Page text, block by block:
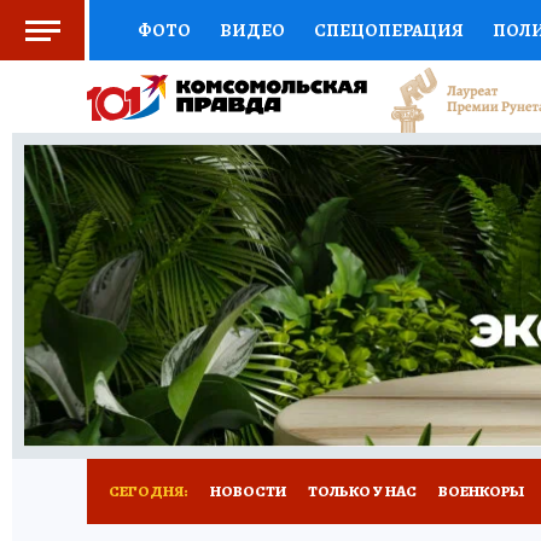
ФОТО ВИДЕО СПЕЦОПЕРАЦИЯ
СОЦПОДДЕРЖКА НАУКА СПОРТ
ВЫБОР ЭКСПЕРТОВ ДОКТОР
КНИЖНАЯ ПОЛКА ПРОГНОЗЫ НА СПОРТ
ПРЕСС-ЦЕНТР НЕДВИЖИМОСТЬ
РАДИО КП РЕКЛАМА ТЕСТЫ НОВОЕ
СЕГОДНЯ: НОВОСТИ ТОЛЬКО У НАС ВОЕНКОРЫ